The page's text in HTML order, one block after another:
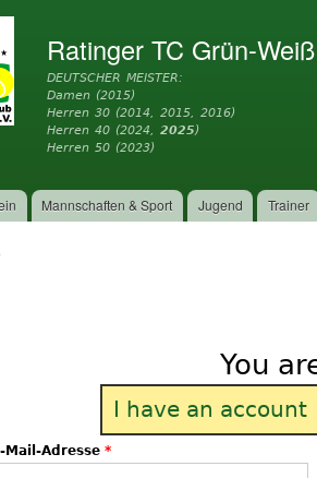
Ratinger TC Grün-
DEUTSCHER MEISTER:
Damen (2015)
Herren 30 (2014, 2015, 2016)
Herren 40 (2024,2025)
Herren 50 (2023)
Mannschaften & Sport Jugend Trainer
You
I have an account
Mail-Adresse *